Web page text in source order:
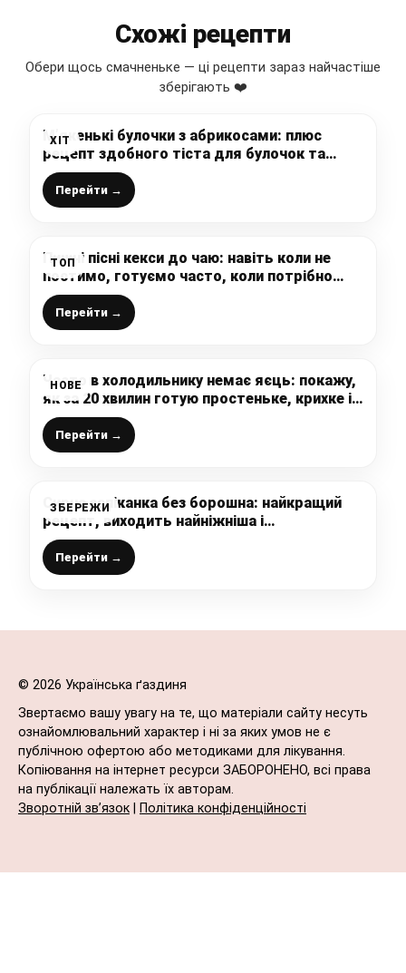
Схожі рецепти
Обери щось смачненьке — ці рецепти зараз найчастіше
зберігають ❤️
ХІТ
М’якенькі булочки з абрикосами: плюс
рецепт здобного тіста для булочок та
рулетів
Перейти →
ТОП
Пишні пісні кекси до чаю: навіть коли не
постимо, готуємо часто, коли потрібно
швидше прилаштувати банани або яблука
Перейти →
НОВЕ
Часто в холодильнику немає яєць: покажу,
як за 20 хвилин готую простеньке, крихке і
дуже смачне “Шоколадне печиво”
Перейти →
ЗБЕРЕЖИ
Сирна запіканка без борошна: найкращий
рецепт, виходить найніжніша і
найсмачніша, її їдять всі
Перейти →
© 2026 Українська ґаздиня
Звертаємо вашу увагу на те, що матеріали сайту несуть
ознайомлювальний характер і ні за яких умов не є
публічною офертою або методиками для лікування.
Копіювання на інтернет ресурси ЗАБОРОНЕНО, всі права
на публікації належать їх авторам.
Зворотній зв’язок
Політика конфіденційності